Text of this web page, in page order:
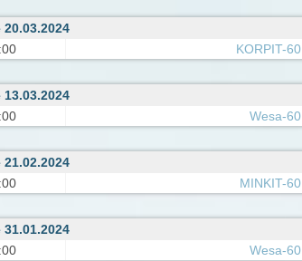
20.03.2024
KORPIT-60
13.03.2024
Wesa-60
21.02.2024
MINKIT-60
31.01.2024
Wesa-60